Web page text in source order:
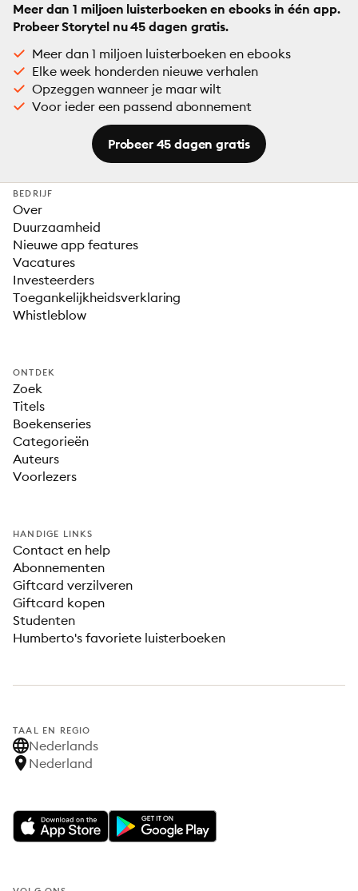
Meer dan 1 miljoen luisterboeken en ebooks in één app.
Probeer Storytel nu 45 dagen gratis.
Meer dan 1 miljoen luisterboeken en ebooks
Elke week honderden nieuwe verhalen
Opzeggen wanneer je maar wilt
Voor ieder een passend abonnement
Probeer 45 dagen gratis
BEDRIJF
Over
Duurzaamheid
Nieuwe app features
Vacatures
Investeerders
Toegankelijkheidsverklaring
Whistleblow
ONTDEK
Zoek
Titels
Boekenseries
Categorieën
Auteurs
Voorlezers
HANDIGE LINKS
Contact en help
Abonnementen
Giftcard verzilveren
Giftcard kopen
Studenten
Humberto's favoriete luisterboeken
TAAL EN REGIO
Nederlands
Nederland